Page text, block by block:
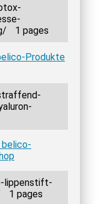
1 pages
Produkte
belico-
lippenstift-
1 pages